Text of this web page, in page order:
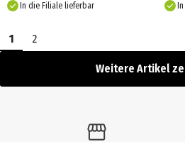
In die Filiale lieferbar
1 2
Weitere Artikel